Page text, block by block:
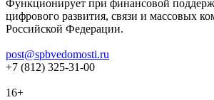
Функционирует при финансовой
цифрового развития, связи и массовых
Российской Федерации.
post@spbvedomosti.ru
+7 (812) 325-31-00
16+